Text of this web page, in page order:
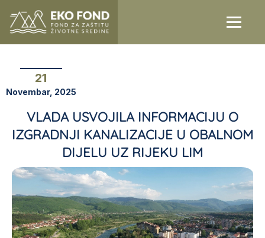
21
Novembar, 2025
VLADA USVOJILA INFORMACIJU O
IZGRADNJI KANALIZACIJE U OBALNOM
DIJELU UZ RIJEKU LIM